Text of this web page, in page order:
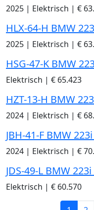
2025 | Elektrisch | €
HLX-64-H BMW
2025 | Elektrisch | €
HSG-47-K BMW
Elektrisch | € 65.423
HZT-13-H BMW
2024 | Elektrisch | €
JBH-41-F BMW
2024 | Elektrisch | €
JDS-49-L BMW
Elektrisch | € 60.570